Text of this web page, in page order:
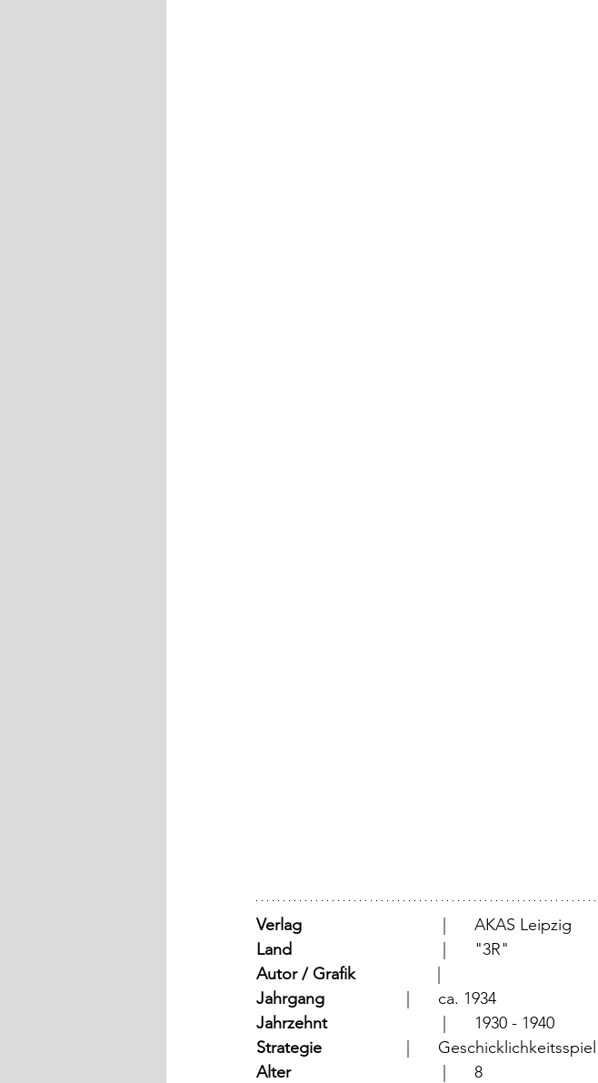
Verlag
		                 |	AKAS Leipzig
Land
		                 |	"3R"
Autor / Grafik
Jahrgang
	                 |	ca. 1934
Jahrzehnt
	                 |	1930 - 1940
Strategie
	                 |	Geschicklichkeitsspiel
Alter
		                 |	8